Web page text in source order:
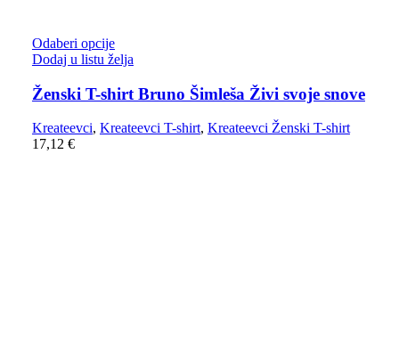
Odaberi opcije
Dodaj u listu želja
Ženski T-shirt Bruno Šimleša Živi svoje snove
Kreateevci, Kreateevci T-shirt, Kreateevci Ženski T-shirt
17,12 €